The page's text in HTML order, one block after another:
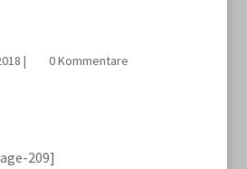
| 0 Kommentare
209]